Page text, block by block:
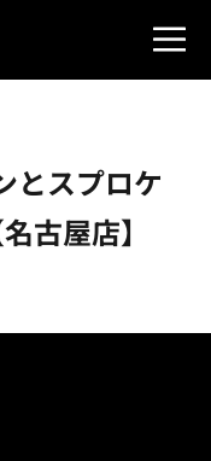
とスプロケ
古屋店】